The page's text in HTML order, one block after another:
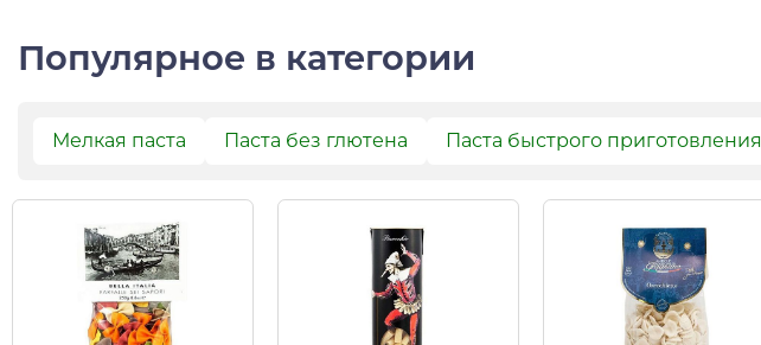
Популярное в категории
Мелкая паста Паста без глютена Паста быстрого приготовления